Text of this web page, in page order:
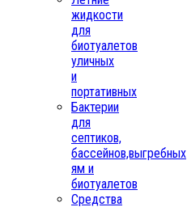
жидкости
для
биотуалетов
уличных
и
портативных
Бактерии
для
септиков,
бассейнов,выгребных
ям и
биотуалетов
Средства